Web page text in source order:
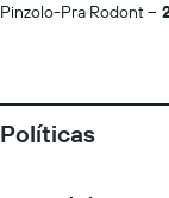
Pinzolo-Pra Rodont
Políticas